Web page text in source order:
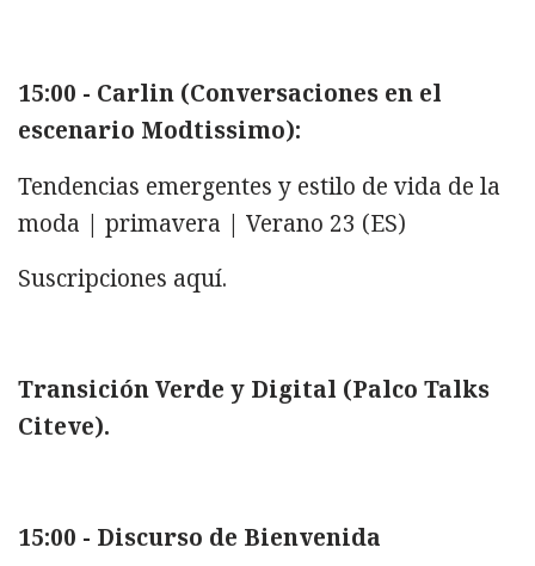
15:00 - Carlin (Conversaciones en el
escenario Modtissimo):
Tendencias emergentes y estilo de vida de la
moda | primavera | Verano 23 (ES)
Suscripciones aquí.
Transición Verde y Digital (Palco Talks
Citeve).
15:00 - Discurso de Bienvenida